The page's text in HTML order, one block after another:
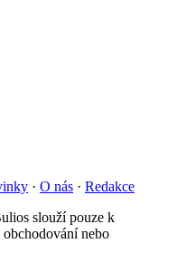
· O nás · Redakce
slouží pouze k
nebo